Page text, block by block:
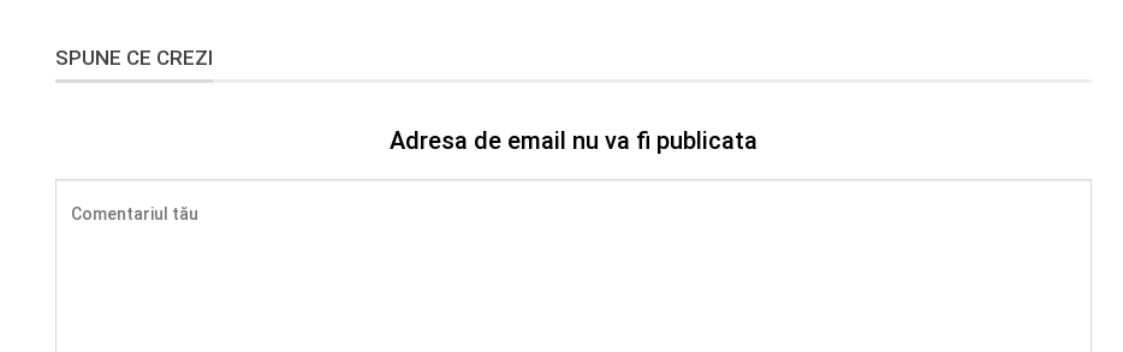
SPUNE CE CREZI
Adresa de email nu va fi publicata